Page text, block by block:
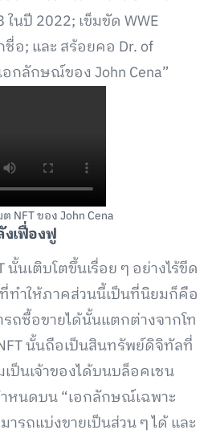
ในปี 2022; เข็มขัด WWE
ชื่อ; และ สร้อยคอ Dr. of
อกลักษณ์ของ John Cena”
NFT ของ John Cena
งเฟื่องฟู
นเติบโตขึ้นเรื่อย ๆ อย่างไร้ขีด
ทำให้ภาคส่วนนี้เป็นที่นิยมก็คือ
รถซื้อขายได้นั้นแตกต่างจากโท
นั้นถือเป็นสินทรัพย์ดิจิทัลที่
เป็นเจ้าของได้บนบล็อคเชน
หนดบน “เอกลักษณ์เฉพาะ
ารถแบ่งขายเป็นส่วน ๆ ได้ และ